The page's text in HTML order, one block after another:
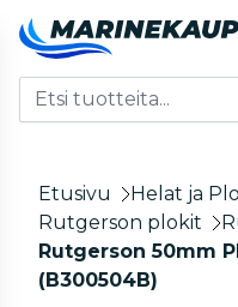
Etusivu Helat ja
Rutgerson plokit
Rutgerson 50mm
(B300504B)